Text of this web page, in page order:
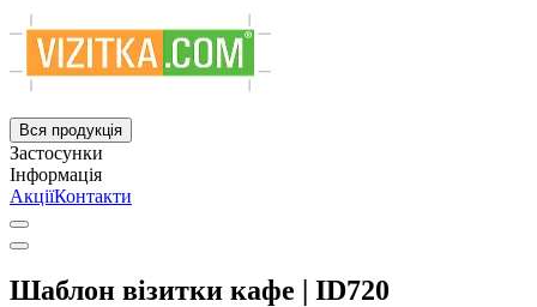
Вся продукція
Застосунки
Інформація
АкціїКонтакти
Шаблон візитки кафе | ID720